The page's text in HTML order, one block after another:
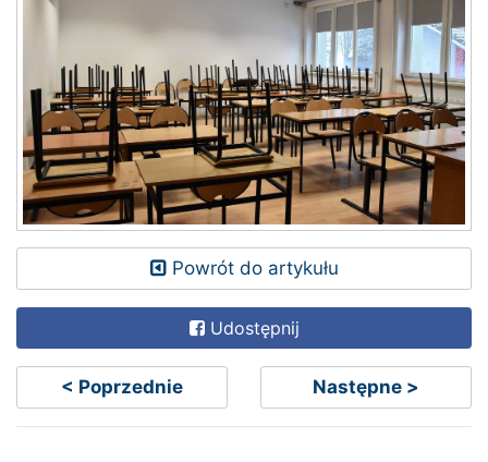
Powrót do artykułu
Udostępnij
< Poprzednie Następne >